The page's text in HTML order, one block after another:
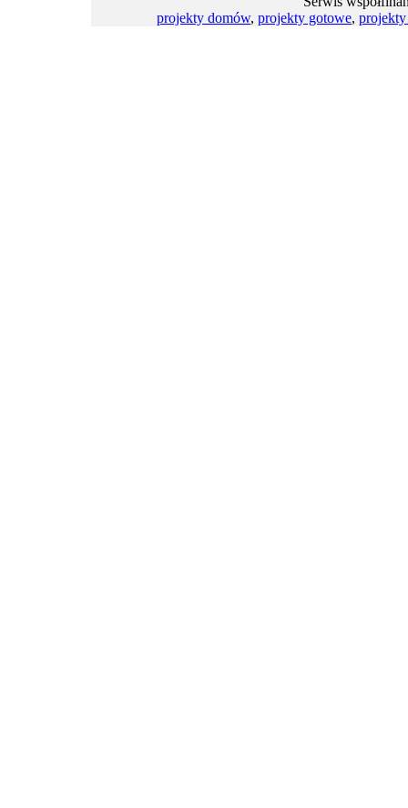
projekty domów, projekty gotowe,